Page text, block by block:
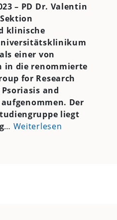
– PD Dr. Valentin
klinische
einer von
in die renommierte
for Research
and
Der
liegt
… Weiterlesen